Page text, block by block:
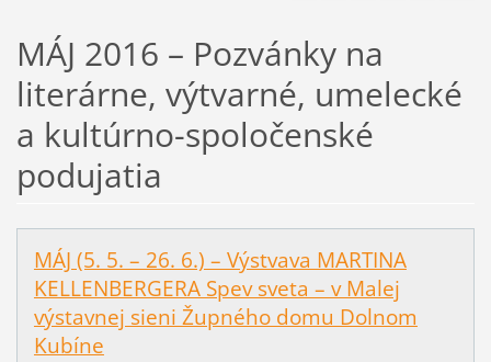
MÁJ 2016 – Pozvánky na
literárne, výtvarné, umelecké
a kultúrno-spoločenské
podujatia
MÁJ (5. 5. – 26. 6.) – Výstvava MARTINA
KELLENBERGERA Spev sveta – v Malej
výstavnej sieni Župného domu Dolnom
Kubíne